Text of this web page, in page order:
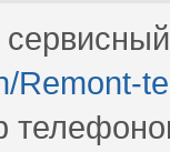
Remont-